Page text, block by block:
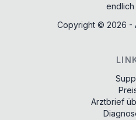
endlich
Copyright © 2026 -
Arztbrief